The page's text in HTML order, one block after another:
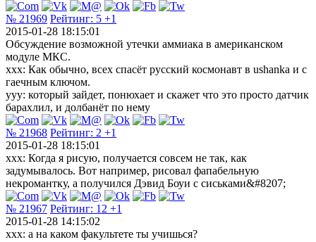
№ 21969 Рейтинг: 5 +1
2015-01-28 18:15:01
Обсуждение возможной утечки аммиака в американском
модуле МКС.
xxx: Как обычно, всех спасёт русский космонавт в ushanka и с
гаечным ключом.
yyy: который зайдет, понюхает и скажет что это просто датчик
барахлил, и долбанёт по нему
№ 21968 Рейтинг: 2 +1
2015-01-28 18:15:01
xxx: Когда я рисую, получается совсем не так, как
задумывалось. Вот например, рисовал фапабельную
некромантку, а получился Дэвид Боуи с сиськами&#8207;
№ 21967 Рейтинг: 12 +1
2015-01-28 14:15:02
ххх: а на каком факультете ты учишься?